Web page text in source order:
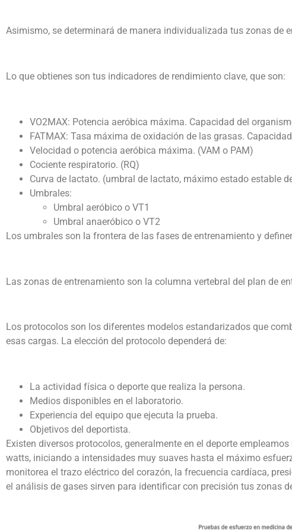
Asimismo, se determinará de manera individualizada tus zonas de
Lo que obtienes son tus indicadores de rendimiento clave, que son:
VO2MAX: Potencia aeróbica máxima. Capacidad del
FATMAX: Tasa máxima de oxidación de las grasas.
Velocidad o potencia aeróbica máxima. (VAM o PAM)
Cociente respiratorio. (RQ)
Curva de lactato. (umbral de lactato, máximo estado estable
Umbrales:
Umbral aeróbico o VT1
Umbral anaeróbico o VT2
Los umbrales son la frontera de las fases de entrenamiento y
Las zonas de entrenamiento son la columna vertebral del plan de
Los protocolos son los diferentes modelos estandarizados que
esas cargas. La elección del protocolo dependerá de:
La actividad física o deporte que realiza la persona.
Medios disponibles en el laboratorio.
Experiencia del equipo que ejecuta la prueba.
Objetivos del deportista.
Existen diversos protocolos, generalmente en el deporte
watts, iniciando a intensidades muy suaves hasta el máximo
monitorea el trazo eléctrico del corazón, la frecuencia cardíaca,
el análisis de gases sirven para identificar con precisión tus zonas